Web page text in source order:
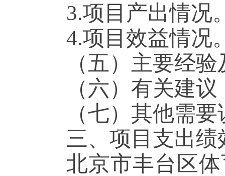
3.项目产出情况
4.项目效益情况
（五）主要经
（六）有关建议
（七）其他需
三、项目支出绩
北京市丰台区